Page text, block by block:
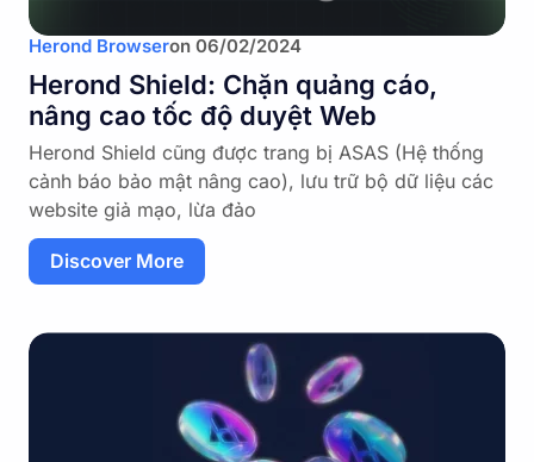
Herond Browseron 06/02/2024
Herond Shield: Chặn quảng cáo,
nâng cao tốc độ duyệt Web
Herond Shield cũng được trang bị ASAS (Hệ thống
cảnh báo bảo mật nâng cao), lưu trữ bộ dữ liệu các
website giả mạo, lừa đảo
Discover More